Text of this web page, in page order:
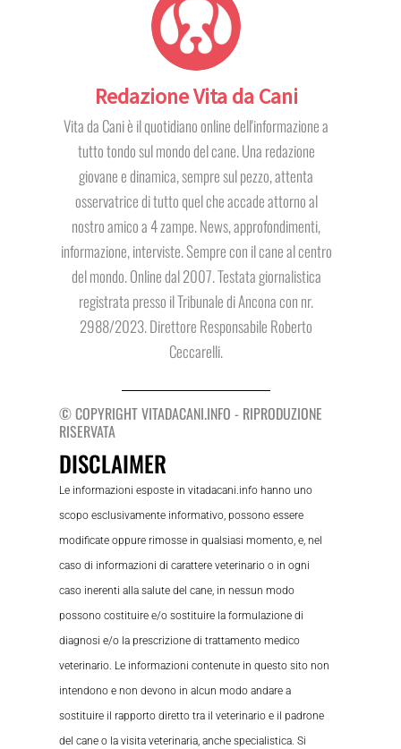
Redazione Vita da Cani
Vita da Cani è il quotidiano online dell'informazione a
tutto tondo sul mondo del cane. Una redazione
giovane e dinamica, sempre sul pezzo, attenta
osservatrice di tutto quel che accade attorno al
nostro amico a 4 zampe. News, approfondimenti,
informazione, interviste. Sempre con il cane al centro
del mondo. Online dal 2007. Testata giornalistica
registrata presso il Tribunale di Ancona con nr.
2988/2023. Direttore Responsabile Roberto
Ceccarelli.
© COPYRIGHT VITADACANI.INFO - RIPRODUZIONE
RISERVATA
DISCLAIMER
Le informazioni esposte in vitadacani.info hanno uno
scopo esclusivamente informativo, possono essere
modificate oppure rimosse in qualsiasi momento, e, nel
caso di informazioni di carattere veterinario o in ogni
caso inerenti alla salute del cane, in nessun modo
possono costituire e/o sostituire la formulazione di
diagnosi e/o la prescrizione di trattamento medico
veterinario. Le informazioni contenute in questo sito non
intendono e non devono in alcun modo andare a
sostituire il rapporto diretto tra il veterinario e il padrone
del cane o la visita veterinaria, anche specialistica. Si